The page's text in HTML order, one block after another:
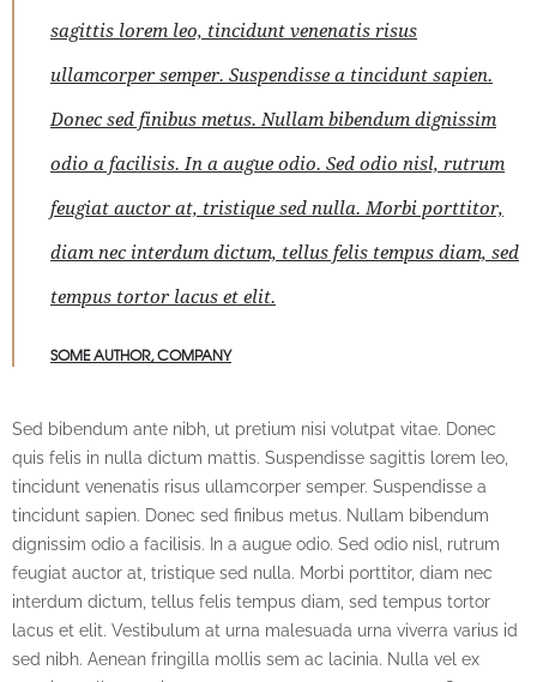
sagittis lorem leo, tincidunt venenatis risus
ullamcorper semper. Suspendisse a tincidunt sapien.
Donec sed finibus metus. Nullam bibendum dignissim
odio a facilisis. In a augue odio. Sed odio nisl, rutrum
feugiat auctor at, tristique sed nulla. Morbi porttitor,
diam nec interdum dictum, tellus felis tempus diam, sed
tempus tortor lacus et elit.
SOME AUTHOR, COMPANY
Sed bibendum ante nibh, ut pretium nisi volutpat vitae. Donec
quis felis in nulla dictum mattis. Suspendisse sagittis lorem leo,
tincidunt venenatis risus ullamcorper semper. Suspendisse a
tincidunt sapien. Donec sed finibus metus. Nullam bibendum
dignissim odio a facilisis. In a augue odio. Sed odio nisl, rutrum
feugiat auctor at, tristique sed nulla. Morbi porttitor, diam nec
interdum dictum, tellus felis tempus diam, sed tempus tortor
lacus et elit. Vestibulum at urna malesuada urna viverra varius id
sed nibh. Aenean fringilla mollis sem ac lacinia. Nulla vel ex